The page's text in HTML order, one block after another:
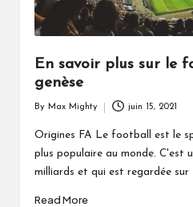
En savoir plus sur le
genèse
by
By Max Mighty juin 15, 2021
Origines FA Le football est le
plus populaire au monde. C'est
milliards et qui est regardée sur
Read More